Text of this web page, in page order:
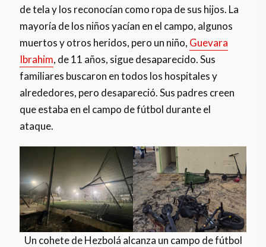
de tela y los reconocían como ropa de sus hijos. La
mayoría de los niños yacían en el campo, algunos
muertos y otros heridos, pero un niño, Guevara
Ibrahim, de 11 años, sigue desaparecido. Sus
familiares buscaron en todos los hospitales y
alrededores, pero desapareció. Sus padres creen
que estaba en el campo de fútbol durante el
ataque.
Un cohete de Hezbolá alcanza un campo de fútbol